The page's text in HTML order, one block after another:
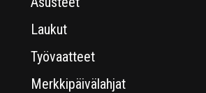
Laukut
Työvaatteet
Merkkipäivälahjat